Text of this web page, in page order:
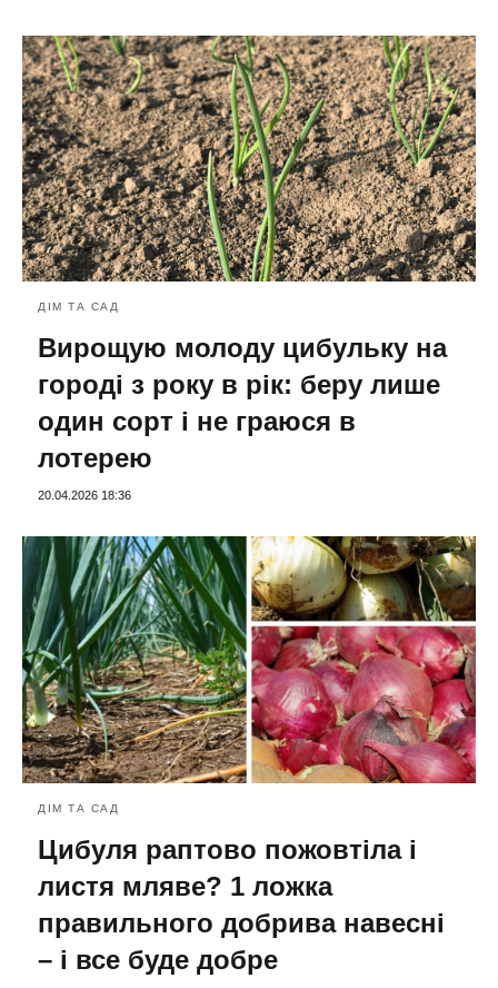
ДІМ ТА САД
Вирощую молоду цибульку на
городі з року в рік: беру лише
один сорт і не граюся в
лотерею
20.04.2026 18:36
ДІМ ТА САД
Цибуля раптово пожовтіла і
листя мляве? 1 ложка
правильного добрива навесні
– і все буде добре